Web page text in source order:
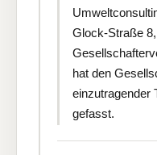
Glock-Straße
hat den
einzutragender
gefasst.